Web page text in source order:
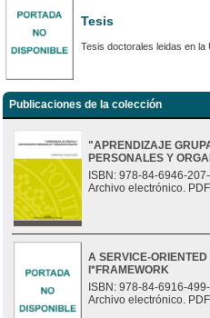
Tesis
Tesis doctorales leidas en la
Publicaciones de la colección
"APRENDIZAJE
PERSONALES Y
ISBN: 978-84-6946-
Archivo electrónico.
A SERVICE-
I*FRAMEWORK
ISBN: 978-84-6916-
Archivo electrónico.